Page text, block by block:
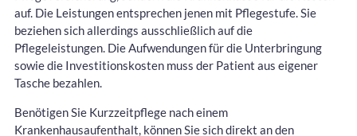
auf. Die Leistungen entsprechen jenen mit Pflegestufe. Sie
beziehen sich allerdings ausschließlich auf die
Pflegeleistungen. Die Aufwendungen für die Unterbringung
sowie die Investitionskosten muss der Patient aus eigener
Tasche bezahlen.
Benötigen Sie Kurzzeitpflege nach einem
Krankenhausaufenthalt, können Sie sich direkt an den